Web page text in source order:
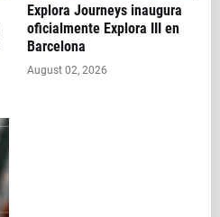
Explora Journeys inaugura
oficialmente Explora III en
Barcelona
August 02, 2026